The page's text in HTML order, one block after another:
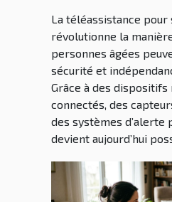
La téléassistance pour
révolutionne la
personnes âgées
sécurité et
Grâce à des dispositifs
connectés, des
des systèmes d’alerte
devient aujourd’hui